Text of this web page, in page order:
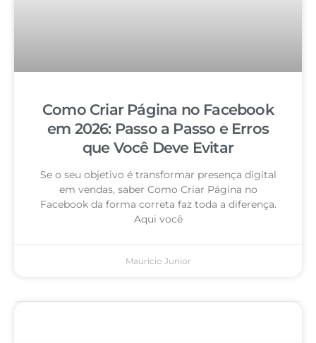
Como Criar Página no Facebook
em 2026: Passo a Passo e Erros
que Você Deve Evitar
Se o seu objetivo é transformar presença digital
em vendas, saber Como Criar Página no
Facebook da forma correta faz toda a diferença.
Aqui você
Mauricio Junior